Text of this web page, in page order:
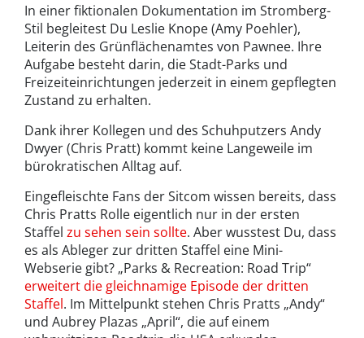
In einer fiktionalen Dokumentation im Stromberg-
Stil begleitest Du Leslie Knope (Amy Poehler),
Leiterin des Grünflächenamtes von Pawnee. Ihre
Aufgabe besteht darin, die Stadt-Parks und
Freizeiteinrichtungen jederzeit in einem gepflegten
Zustand zu erhalten.
Dank ihrer Kollegen und des Schuhputzers Andy
Dwyer (Chris Pratt) kommt keine Langeweile im
bürokratischen Alltag auf.
Eingefleischte Fans der Sitcom wissen bereits, dass
Chris Pratts Rolle eigentlich nur in der ersten
Staffel zu sehen sein sollte. Aber wusstest Du, dass
es als Ableger zur dritten Staffel eine Mini-
Webserie gibt? „Parks & Recreation: Road Trip“
erweitert die gleichnamige Episode der dritten
Staffel. Im Mittelpunkt stehen Chris Pratts „Andy“
und Aubrey Plazas „April“, die auf einem